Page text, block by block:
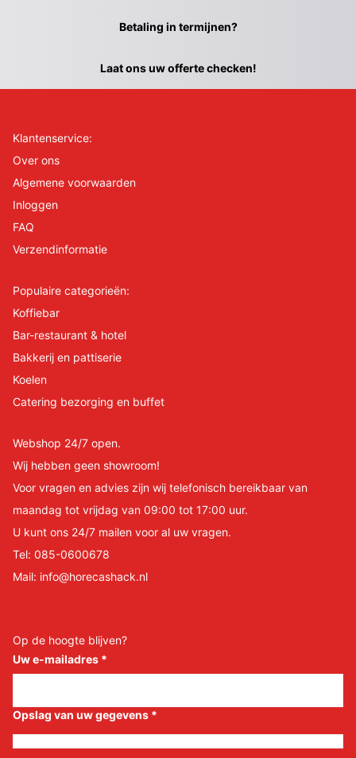
Betaling in termijnen?
Laat ons uw offerte checken!
Klantenservice:
Over ons
Algemene voorwaarden
Inloggen
FAQ
Verzendinformatie
Populaire categorieën:
Koffiebar
Bar-restaurant & hotel
Bakkerij en pattiserie
Koelen
Catering bezorging en buffet
Webshop 24/7 open.
Wij hebben geen showroom!
Voor vragen en advies zijn wij telefonisch bereikbaar van
maandag tot vrijdag van 09:00 tot 17:00 uur.
U kunt ons 24/7 mailen voor al uw vragen.
Tel: 085-0600678
Mail: info@horecashack.nl
Op de hoogte blijven?
Uw e-mailadres *
Opslag van uw gegevens *